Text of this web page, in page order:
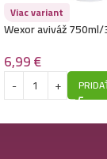
Viac variant
Wexor aviváž
6,99€